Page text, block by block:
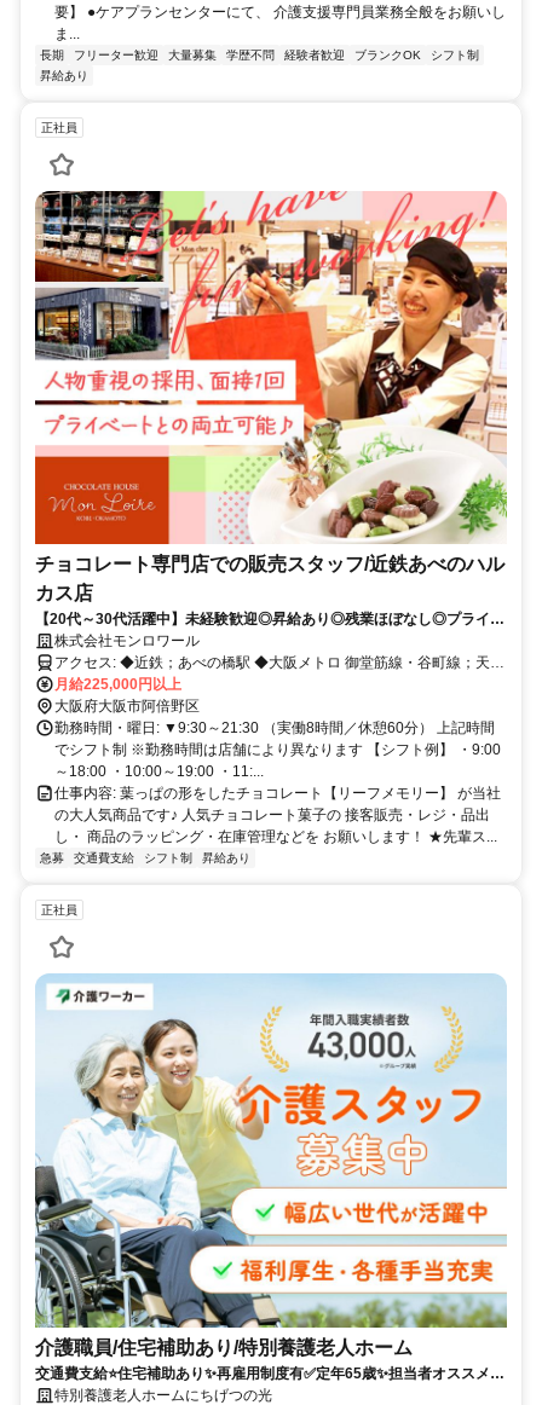
要】 ●ケアプランセンターにて、 介護支援専門員業務全般をお願いし
ま...
長期 フリーター歓迎 大量募集 学歴不問 経験者歓迎 ブランクOK
シフト制
昇給あり
正社員
チョコレート専門店での販売スタッフ/近鉄あべのハル
カス店
【20代～30代活躍中】未経験歓迎◎昇給あり◎残業ほぼなし◎プライベ
ートとの両立ができます！
株式会社モンロワール
アクセス: ◆近鉄；あべの橋駅 ◆大阪メトロ 御堂筋線・谷町線；天王
寺駅 ◆JR；天王寺駅 給与: 月給 22.5 万～ ※交通費一部支給（月
24,000円まで） ※経験やスキルを配慮して決定します ※昇給あり ※
上記には一律手当を含みます ※1分単位で残業手当を 支給しています
【モデル月収例】 ■店長/245,000円～（手当含む） ■店長代
理/220,000円～（手当含む） ■副店長/月給：215,000円～（手当含
む） 【モデル年収例】 ■販売スタッフ/280万円（1年目） ■副店長・
店長サブ/290～320万（2年目） ■店長/360万～380万（3～5年目）
月給225,000円以上
大阪府大阪市阿倍野区
勤務時間・曜日: ▼9:30～21:30 （実働8時間／休憩60分） 上記時間
でシフト制 ※勤務時間は店舗により異なります 【シフト例】 ・9:00
～18:00 ・10:00～19:00 ・11:...
仕事内容: 葉っぱの形をしたチョコレート【リーフメモリー】 が当社
の大人気商品です♪ 人気チョコレート菓子の 接客販売・レジ・品出
し・ 商品のラッピング・在庫管理などを お願いします！ ★先輩ス...
急募 交通費支給 シフト制 昇給あり
正社員
介護職員/住宅補助あり/特別養護老人ホーム
交通費支給⭐️住宅補助あり✨再雇用制度有✅️定年65歳✨担当者オススメ⭕️
研修支援有✨経験者優遇❗️駅チカ
特別養護老人ホームにちげつの光